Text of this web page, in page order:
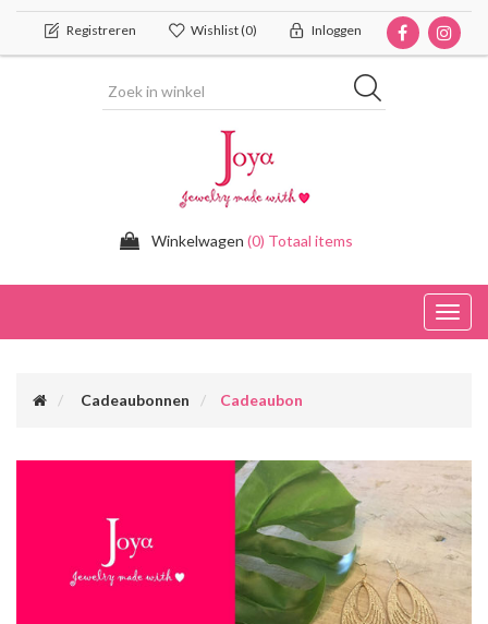
Registreren Wishlist(0) Inloggen
Winkelwagen (0) Totaal items
Cadeaubonnen Cadeaubon